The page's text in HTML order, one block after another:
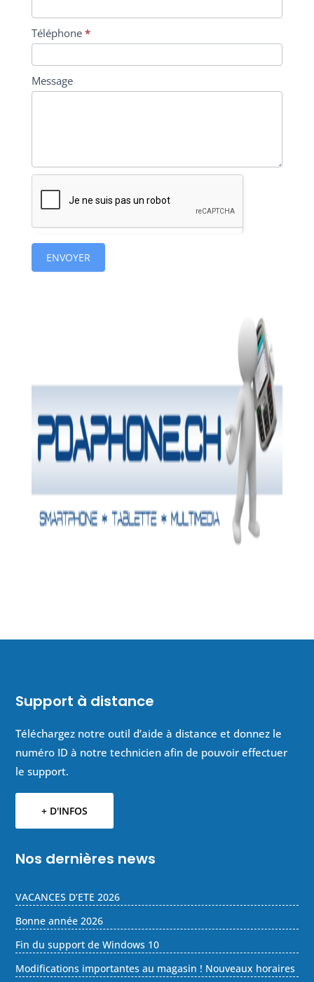
Téléphone *
Message
ENVOYER
Support à distance
Téléchargez notre outil d’aide à distance et donnez le
numéro ID à notre technicien afin de pouvoir effectuer
le support.
+ D'INFOS
Nos dernières news
VACANCES D’ETE 2026
Bonne année 2026
Fin du support de Windows 10
Modifications importantes au magasin ! Nouveaux horaires